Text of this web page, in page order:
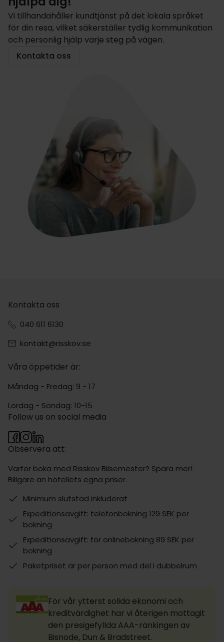
Vi tillhandahåller kundtjänst på det lokala språket
för din resa, vilket säkerställer tydlig kommunikation
och personlig hjälp varje steg på vägen.
Kontakta oss
Kontakta oss
040 611 6130
kontakt@risskov.se
Våra öppetider är:
Måndag - Fredag: 9 - 17
Lördag - Söndag: 10-15
Observera att:
Varför boka med Risskov Bilsemester? Spara mer!
Billgare än hotellets egna priser.
Minimum slutstäd inkluderat
Expeditionsavgift: telefonbokning 129 SEK per
bokning
Expeditionsavgift: för onlinebokning 89 SEK per
bokning
Paketpriset är per person med del i dubbelrum
Follow us on social media
För vår ytterst solida ekonomi och
kreditvärdighet har vi återigen mottagit
den presigefyllda AAA-rankingen av
Bisnode, Dun & Bradstreet.